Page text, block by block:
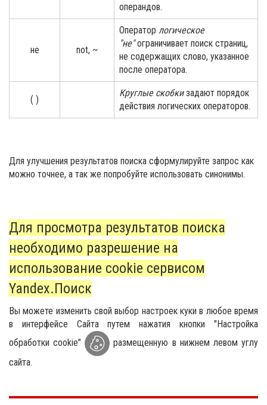
операндов.
не not, ~
Оператор логическое
"не"ограничивает поиск страниц,
не содержащих слово, указанное
после оператора.
( )
Круглые скобкизадают порядок
действия логических операторов.
Для улучшения результатов поиска сформулируйте запрос как
можно точнее, а так же попробуйте использовать синонимы.
Для просмотра результатов поиска
необходимо разрешение на
использование cookie сервисом
Yandex.Поиск
Вы можете изменить свой выбор настроек куки в любое время
в интерфейсе Сайта путем нажатия кнопки "Настройка
обработки cookie"
размещенную в нижнем левом углу
сайта.